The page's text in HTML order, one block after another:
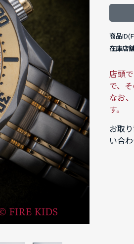
商品
在庫店
店頭
で、
なお
す。
お取
い合